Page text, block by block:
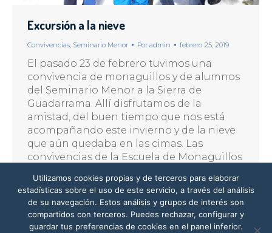
Excursión a la nieve
Convivencias Seminario Menor Por admin febrero 25, 2019
El pasado 23 de febrero tuvimos una
convivencia de monaguillos y de alumnos
del Seminario Menor a la Sierra de
Guadarrama. Allí disfrutamos de la
amistad, del buen tiempo que nos está
acompañando este invierno y de la nieve
que aún quedaba en las cimas. Las
convivencias de la Escuela de Monaguillos
Utilizamos cookies propias y de terceros para elaborar
estadísticas sobre el uso de este servicio, a través del análisis
de su navegación. Estos análisis y grupos de interés son
compartidos con terceros. Puedes rechazar, configurar y
guardar tus preferencias de cookies en el panel inferior.